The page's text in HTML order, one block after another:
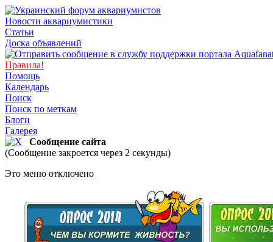
Новости аквариумистики
Статьи
Доска объявлений
Правила!
Помощь
Календарь
Поиск
Поиск по меткам
Блоги
Галерея
Сообщение сайта
(Сообщение закроется через 2 секунды)
Это меню отключено